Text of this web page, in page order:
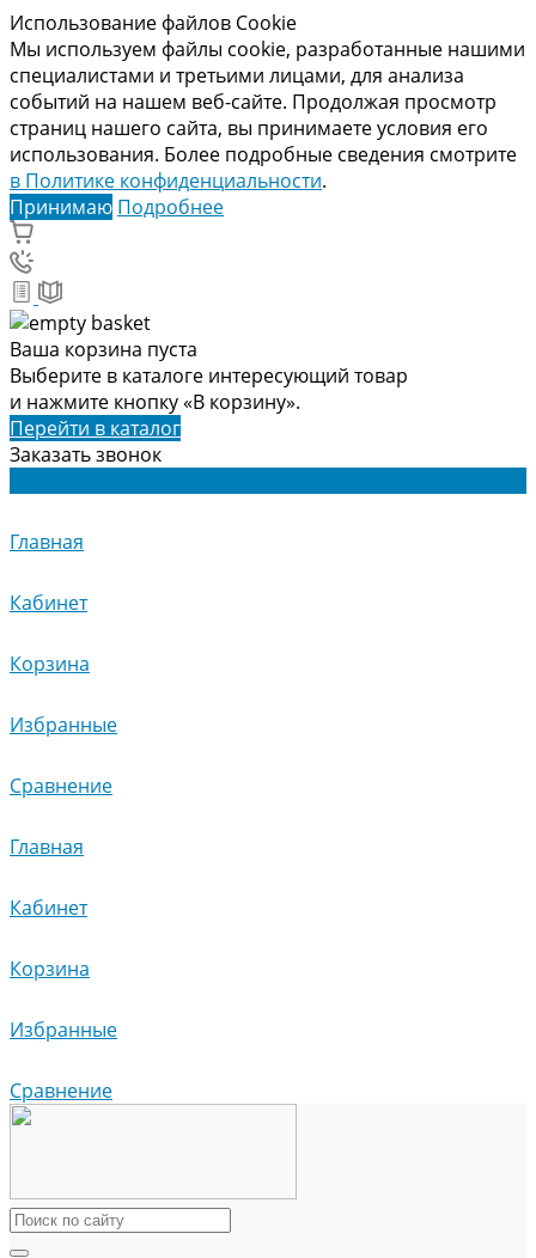
Использование файлов Cookie
Мы используем файлы cookie, разработанные нашими
специалистами и третьими лицами, для анализа
событий на нашем веб-сайте. Продолжая просмотр
страниц нашего сайта, вы принимаете условия его
использования. Более подробные сведения смотрите
в Политике конфиденциальности.
Принимаю Подробнее
Ваша корзина пуста
Выберите в каталоге интересующий товар
и нажмите кнопку «В корзину».
Перейти в каталог
Заказать звонок
Главная
Кабинет
Корзина
Избранные
Сравнение
Главная
Кабинет
Корзина
Избранные
Сравнение